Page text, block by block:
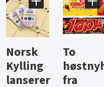
Knalltall
for Açai
Bowl
Aass vil
bli